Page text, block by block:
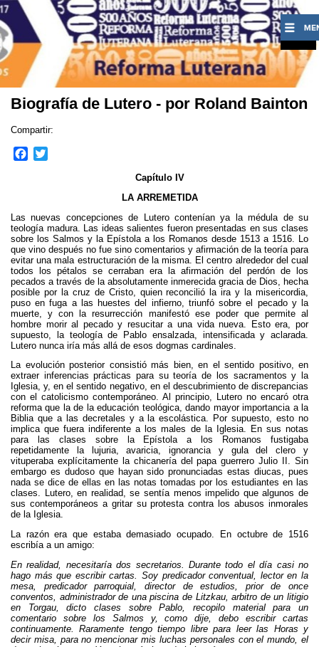
Biografía de Lutero - por Roland Bainton
Compartir:
o
o
k
e
r
Capítulo IV
LA ARREMETIDA
Las nuevas concepciones de Lutero contenían ya la médula de su
teología madura. Las ideas salientes fueron presentadas en sus clases
sobre los Salmos y la Epístola a los Romanos desde 1513 a 1516. Lo
que vino después no fue sino comentarios y afirmación de la teoría para
evitar una mala estructuración de la misma. El centro alrededor del cual
todos los pétalos se cerraban era la afirmación del perdón de los
pecados a través de la absolutamente inmerecida gracia de Dios, hecha
posible por la cruz de Cristo, quien reconcilió la ira y la misericordia,
puso en fuga a las huestes del infierno, triunfó sobre el pecado y la
muerte, y con la resurrección manifestó ese poder que permite al
hombre morir al pecado y resucitar a una vida nueva. Esto era, por
supuesto, la teología de Pablo ensalzada, intensificada y aclarada.
Lutero nunca iría más allá de esos dogmas cardinales.
La evolución posterior consistió más bien, en el sentido positivo, en
extraer inferencias prácticas para su teoría de los sacramentos y la
Iglesia, y, en el sentido negativo, en el descubrimiento de discrepancias
con el catolicismo contemporáneo. Al principio, Lutero no encaró otra
reforma que la de la educación teológica, dando mayor importancia a la
Biblia que a las decretales y a la escolástica. Por supuesto, esto no
implica que fuera indiferente a los males de la Iglesia. En sus notas
para las clases sobre la Epístola a los Romanos fustigaba
repetidamente la lujuria, avaricia, ignorancia y gula del clero y
vituperaba explícitamente la chicanería del papa guerrero Julio II. Sin
embargo es dudoso que hayan sido pronunciadas estas diucas, pues
nada se dice de ellas en las notas tomadas por los estudiantes en las
clases. Lutero, en realidad, se sentía menos impelido que algunos de
sus contemporáneos a gritar su protesta contra los abusos inmorales
de la Iglesia.
La razón era que estaba demasiado ocupado. En octubre de 1516
escribía a un amigo:
En realidad, necesitaría dos secretarios. Durante todo el día casi no
hago más que escribir cartas. Soy predicador conventual, lector en la
mesa, predicador parroquial, director de estudios, prior de once
conventos, administrador de una piscina de Litzkau, arbitro de un litigio
en Torgau, dicto clases sobre Pablo, recopilo material para un
comentario sobre los Salmos y, como dije, debo escribir cartas
continuamente. Raramente tengo tiempo libre para leer las Horas y
decir misa, para no mencionar mis luchas personales con el mundo, el